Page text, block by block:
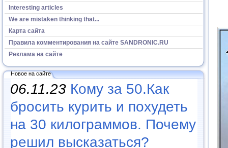
Interesting articles
We are mistaken thinking that...
Карта сайта
Правила комментирования на сайте SANDRONIC.RU
Реклама на сайте
Новое на сайте
06.11.23 Кому за 50.Как
бросить курить и похудеть
на 30 килограммов. Почему
решил высказаться?